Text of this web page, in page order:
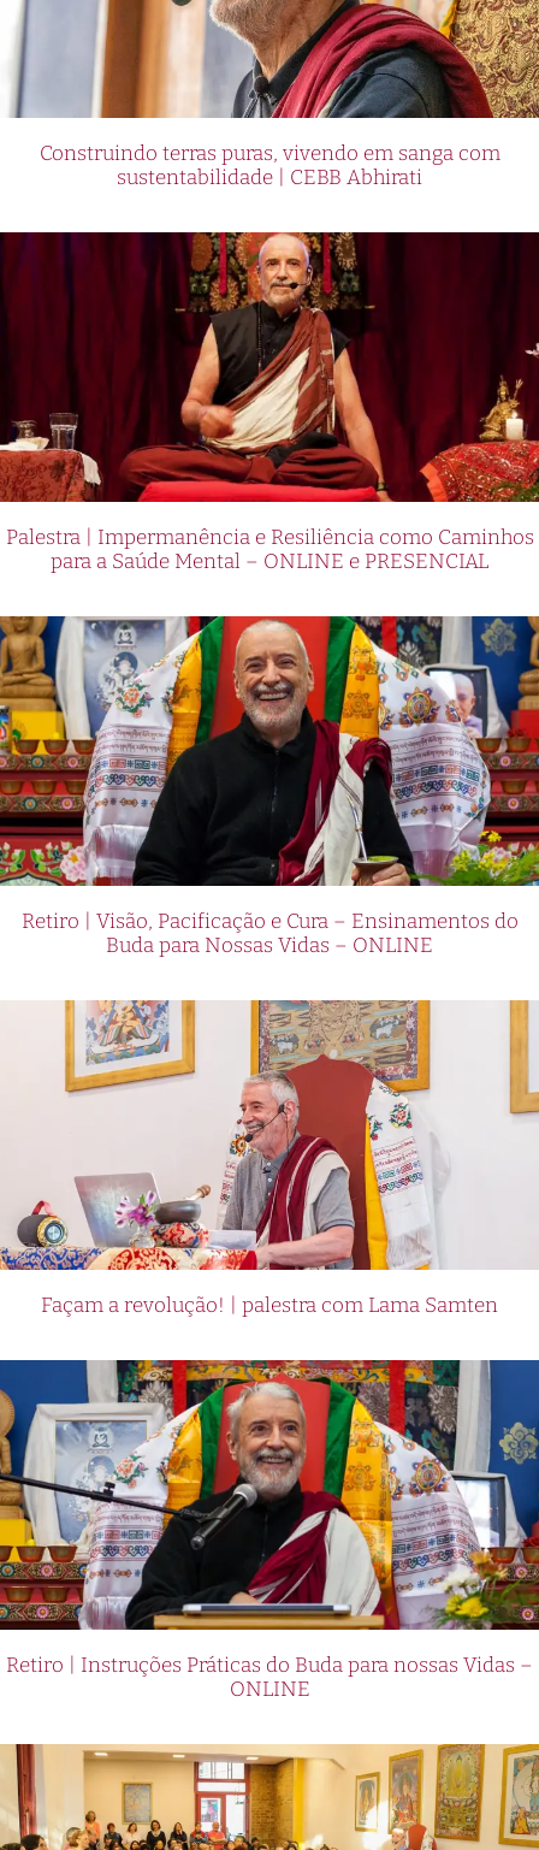
Construindo terras puras, vivendo em sanga com
sustentabilidade | CEBB Abhirati
Palestra | Impermanência e Resiliência como Caminhos
para a Saúde Mental – ONLINE e PRESENCIAL
Retiro | Visão, Pacificação e Cura – Ensinamentos do
Buda para Nossas Vidas – ONLINE
Façam a revolução! | palestra com Lama Samten
Retiro | Instruções Práticas do Buda para nossas Vidas –
ONLINE